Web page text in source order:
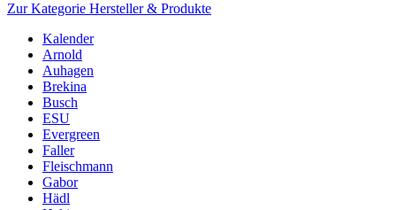
Zur Kategorie Hersteller & Produkte
Kalender
Arnold
Auhagen
Brekina
Busch
ESU
Evergreen
Faller
Fleischmann
Gabor
Hädl